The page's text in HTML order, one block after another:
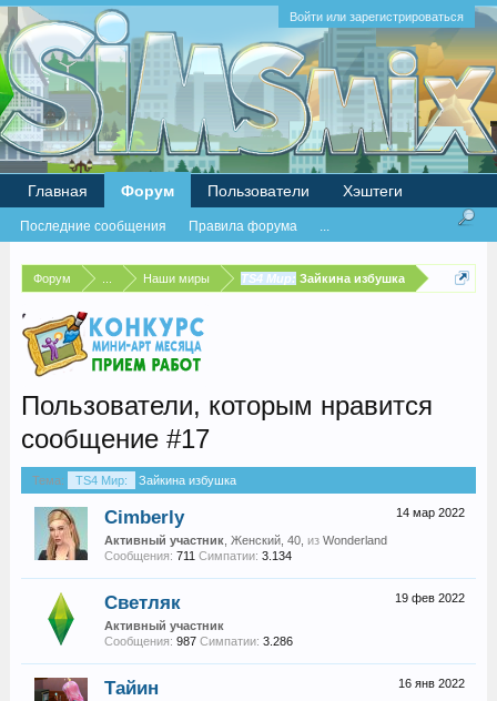
Войти или зарегистрироваться
Форум Наши миры TS4 Мир: Зайкина избушка
Пользователи, которым нравится
сообщение #17
Тема: TS4 Мир: Зайкина избушка
14 мар 2022
Cimberly
Активный участник, Женский, 40, из Wonderland
Сообщения: 711 Симпатии: 3.134
19 фев 2022
Светляк
Активный участник
Сообщения: 987 Симпатии: 3.286
16 янв 2022
Тайин
Главная Форум
Последние сообщения Правила форума ...
Пользователи Хэштеги